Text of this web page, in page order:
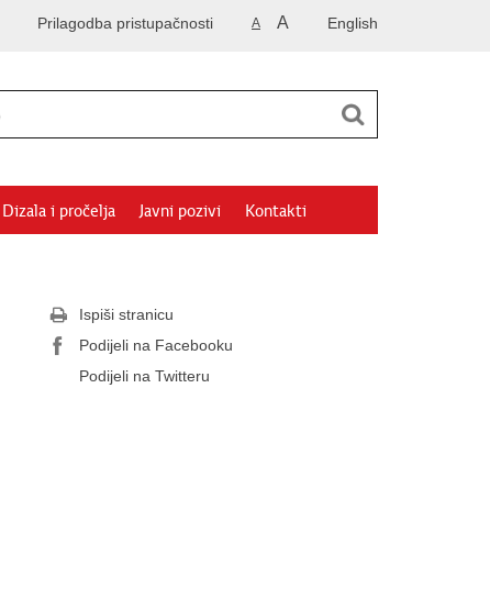
English
A A
Prilagodba pristupačnosti
Dizala i pročelja Javni pozivi Kontakti
Ispiši stranicu
Podijeli na Facebooku
Podijeli na Twitteru